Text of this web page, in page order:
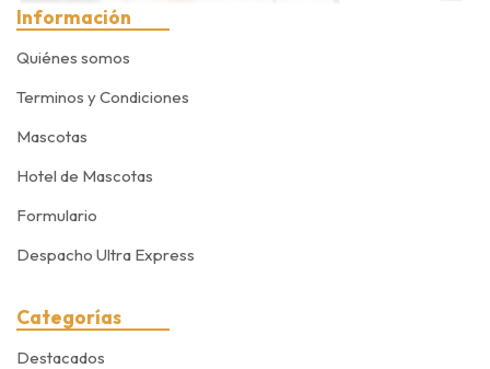
Información
Quiénes somos
Terminos y Condiciones
Mascotas
Hotel de Mascotas
Formulario
Despacho Ultra Express
Categorías
Destacados